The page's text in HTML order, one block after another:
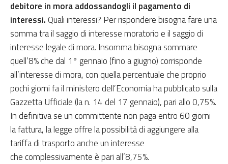
debitore in mora addossandogli il pagamento di
interessi. Quali interessi? Per rispondere bisogna fare una
somma tra il saggio di interesse moratorio e il saggio di
interesse legale di mora. Insomma bisogna sommare
quell’8% che dal 1° gennaio (fino a giugno) corrisponde
all’interesse di mora, con quella percentuale che proprio
pochi giorni fa il ministero dell’Economia ha pubblicato sulla
Gazzetta Ufficiale (la n. 14 del 17 gennaio), pari allo 0,75%.
In definitiva se un committente non paga entro 60 giorni
la fattura, la legge offre la possibilità di aggiungere alla
tariffa di trasporto anche un interesse
che complessivamente è pari all’8,75%.